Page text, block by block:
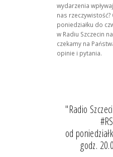
wydarzenia
nas rzeczywistość?
poniedziałku do
w Radiu Szczecin
czekamy na
opinie i pytania.
"Radio
od
godz.